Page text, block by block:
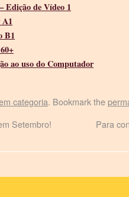
Edição de Vídeo 1
A1
B1
ao uso do Computador
categoria. Bookmark the
Setembro! Para